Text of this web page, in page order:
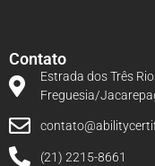
Contato
Estrada dos Três
Freguesia/
(21) 2215-8661